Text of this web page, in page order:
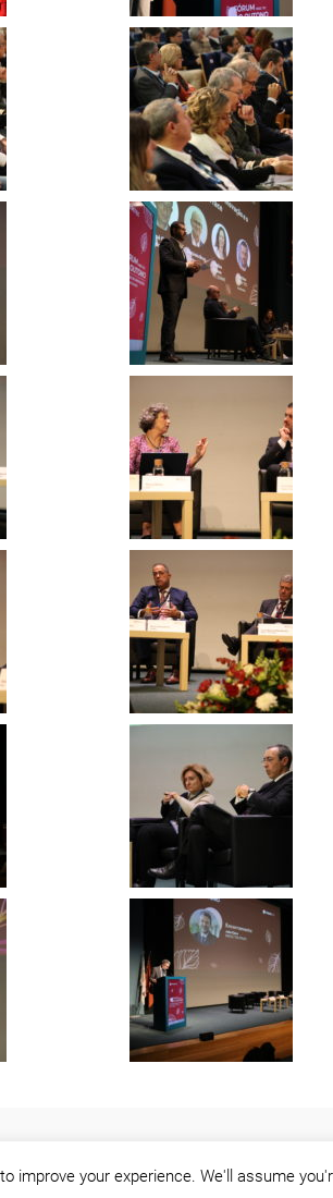
improve your experience. We'll assume